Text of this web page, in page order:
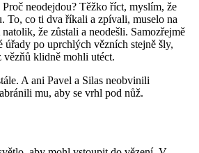
neodejdou? Těžko říct, myslím, že
To, co ti dva říkali a zpívali, muselo na
že zůstali a neodešli. Samozřejmě
úřady po uprchlých vězních stejně šly,
vězňů klidně mohli utéct.
A ani Pavel a Silas neobvinili
mu, aby se vrhl pod nůž.